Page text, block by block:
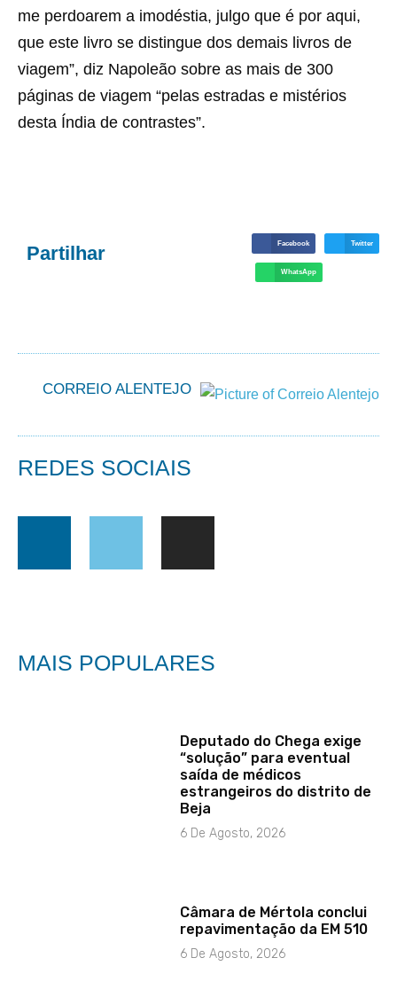
me perdoarem a imodéstia, julgo que é por aqui,
que este livro se distingue dos demais livros de
viagem”, diz Napoleão sobre as mais de 300
páginas de viagem “pelas estradas e mistérios
desta Índia de contrastes”.
Partilhar Facebook Twitter
WhatsApp
CORREIO ALENTEJO
REDES SOCIAIS
MAIS POPULARES
Deputado do Chega exige
“solução” para eventual
saída de médicos
estrangeiros do distrito de
Beja
6 De Agosto, 2026
Câmara de Mértola conclui
repavimentação da EM 510
6 De Agosto, 2026